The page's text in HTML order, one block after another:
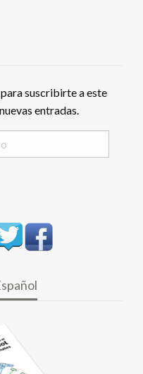
suscribirte a este
entradas.